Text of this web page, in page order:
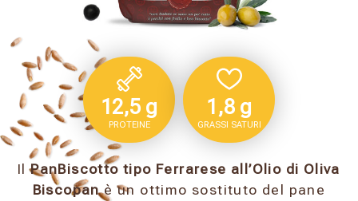
12,5 g
PROTEINE
1,8 g
GRASSI SATURI
IlPanBiscotto tipo Ferrarese all’Olio di Oliva
Biscopanè un ottimo sostituto del pane